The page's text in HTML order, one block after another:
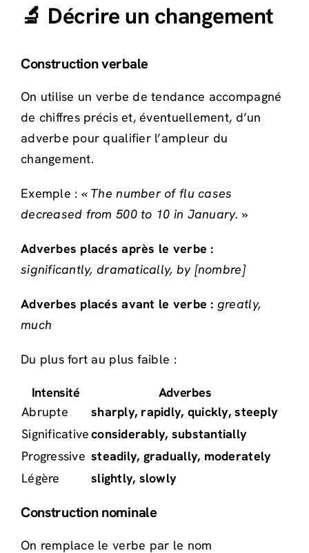
🔬 Décrire un changement
Construction verbale
On utilise un verbe de tendance accompagné
de chiffres précis et, éventuellement, d’un
adverbe pour qualifier l’ampleur du
changement.
Exemple : « The number of flu cases
decreased from 500 to 10 in January. »
Adverbes placés après le verbe :
significantly, dramatically, by [nombre]
Adverbes placés avant le verbe : greatly,
much
Du plus fort au plus faible :
Intensité
Adverbes
Abrupte
sharply, rapidly, quickly, steeply
Significativeconsiderably, substantially
Progressive steadily, gradually, moderately
Légère
slightly, slowly
Construction nominale
On remplace le verbe par le nom